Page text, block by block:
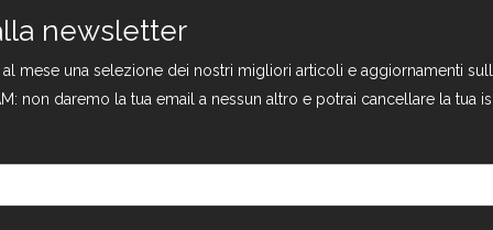
newsletter
al mese una selezione dei nostri migliori articoli e aggiornamenti
non daremo la tua email a nessun altro e potrai cancellare la tua